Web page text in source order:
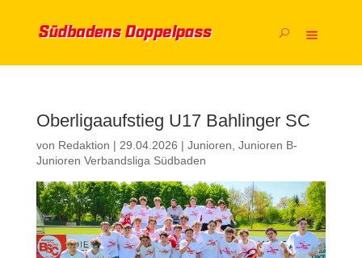
Oberligaaufstieg U17 Bahlinger SC
von Redaktion | 29.04.2026 | Junioren Junioren B-
Junioren Verbandsliga Südbaden